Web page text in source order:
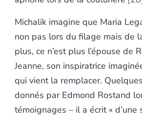
Michalik imagine que Maria
non pas lors du filage mais de
plus, ce n’est plus l’épouse de
Jeanne, son inspiratrice
qui vient la remplacer.
donnés par Edmond Rostand
témoignages – il a écrit « d’une